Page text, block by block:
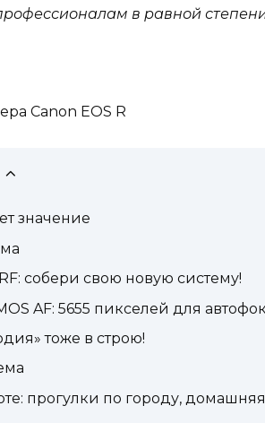
в равной
Canon EOS R
значение
собери свою новую систему!
AF: 5655 пикселей для
тоже в строю!
прогулки по городу,